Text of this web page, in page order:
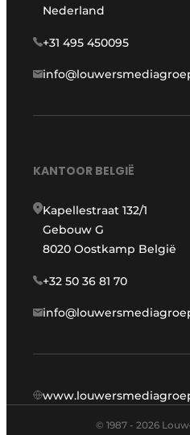
Nederland
+31 495 450095
KANTOOR BELGIË
Kapellestraat 132/1
Gebouw G
8020 Oostkamp België
+32 50 36 81 70
© 1987 - 2026